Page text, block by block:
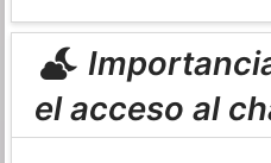
el acceso al